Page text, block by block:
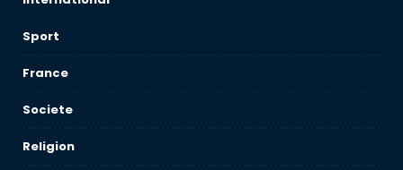
Sport
France
Societe
Religion